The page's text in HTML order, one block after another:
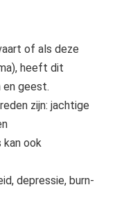
of als deze
heeft dit
en geest.
zijn: jachtige
ook
depressie, burn-